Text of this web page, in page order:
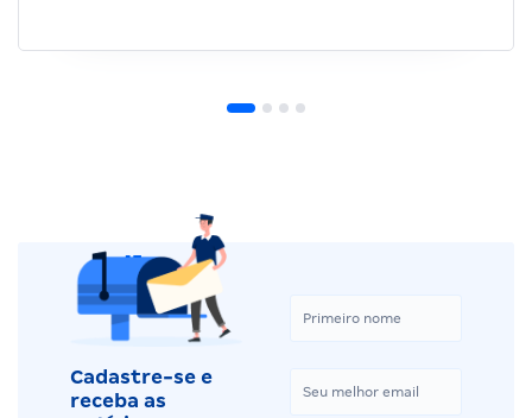
Cadastre-se e
receba as